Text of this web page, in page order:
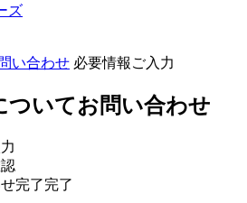
ズ
い合わせ 必要情報ご入力
ついてお問い合わせ
完了完了